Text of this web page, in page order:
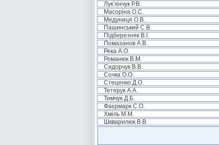
Лук’янчук Р.В.
Масоріна О.С.
Медуниця О.В.
Пашинський С.В.
Підберезняк В.І.
Помазанов А.В.
Река А.О.
Романюк В.М.
Сидорчук В.В.
Сочка О.О.
Стеценко Д.О.
Тетерук А.А.
Тимчук Д.Б.
Фаєрмарк С.О.
Хміль М.М.
Шкварилюк В.В.